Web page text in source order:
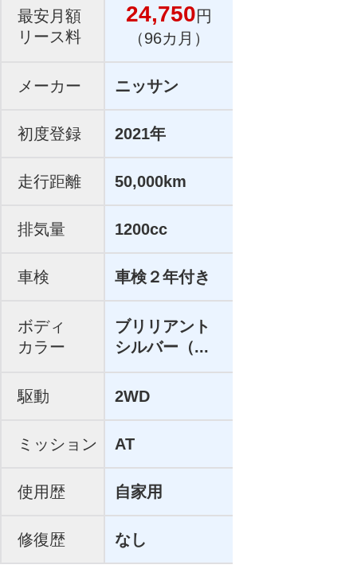
最安月額
リース料
24,750円
（96カ月）
メーカー ニッサン
初度登録 2021年
走行距離 50,000km
排気量 1200cc
車検 車検２年付き
ボディ
カラー
ブリリアント
シルバー（...
駆動 2WD
ミッション AT
使用歴 自家用
修復歴 なし